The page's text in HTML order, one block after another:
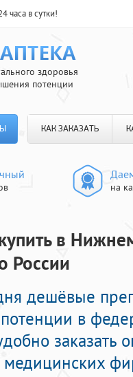
часа в сутки!
здоровья
потенции
КАК ЗАКАЗАТЬ
на
в
России
дешёвые
в
заказать